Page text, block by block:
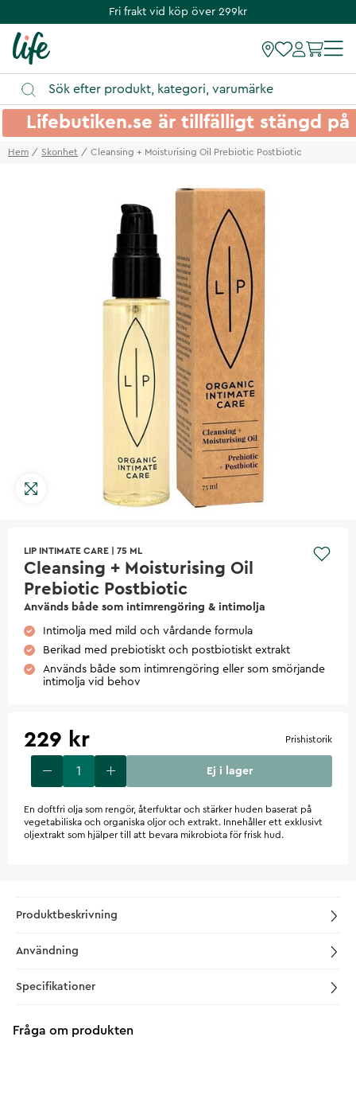
Fri frakt vid köp över 299kr
Lifebutiken.se är tillfälligt stängd
Hem Skonhet Cleansing + Moisturising Oil Prebiotic Postbiotic
LIP INTIMATE CARE 75 ML
Cleansing + Moisturising Oil
Prebiotic Postbiotic
Används både som intimrengöring & intimolja
Intimolja med mild och vårdande formula
Berikad med prebiotiskt och postbiotiskt extrakt
Används både som intimrengöring eller som smörjande
intimolja vid behov
229 kr Prishistorik
Ej i lager
En doftfri olja som rengör, återfuktar och stärker huden baserat på
vegetabiliska och organiska oljor och extrakt. Innehåller ett exklusivt
oljextrakt som hjälper till att bevara mikrobiota för frisk hud.
Produktbeskrivning
Användning
Specifikationer
Fråga om produkten